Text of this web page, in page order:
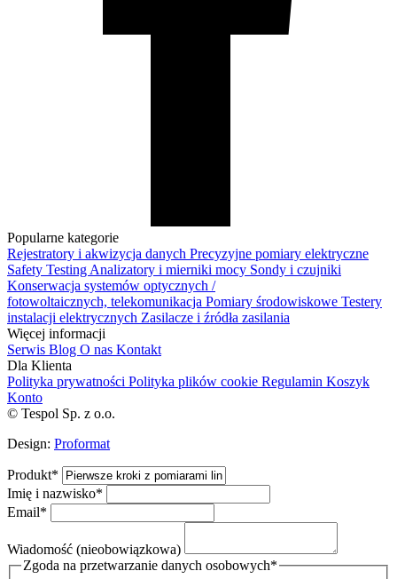
Popularne kategorie
Rejestratory i akwizycja danych Precyzyjne pomiary elektryczne
Safety Testing Analizatory i mierniki mocy Sondy i czujniki
Konserwacja systemów optycznych /
fotowoltaicznych, telekomunikacja Pomiary środowiskowe Testery
instalacji elektrycznych Zasilacze i źródła zasilania
Więcej informacji
Serwis Blog O nas Kontakt
Dla Klienta
Polityka prywatności Polityka plików cookie Regulamin Koszyk
Konto
© Tespol Sp. z o.o.
Design: Proformat
Produkt*
Imię i nazwisko*
Email*
Wiadomość (nieobowiązkowa)
Zgoda na przetwarzanie danych osobowych*